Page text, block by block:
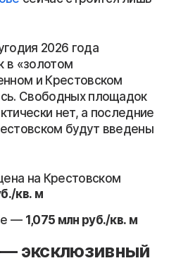
2026 года
в «золотом
и Крестовском
Свободных площадок
нет, а последние
будут введены
на Крестовском
кв. м
— 1,075 млн руб./кв. м
эксклюзивный